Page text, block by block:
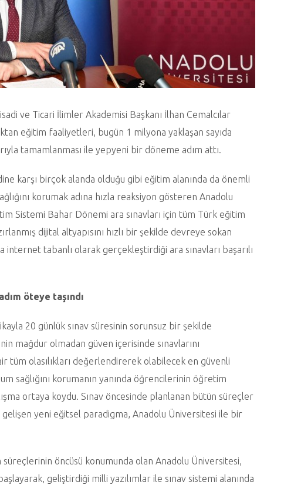
ve Ticari İlimler Akademisi Başkanı İlhan Cemalcılar
eğitim faaliyetleri, bugün 1 milyona yaklaşan sayıda
tamamlanması ile yepyeni bir döneme adım attı.
karşı birçok alanda olduğu gibi eğitim alanında da önemli
korumak adına hızla reaksiyon gösteren Anadolu
Sistemi Bahar Dönemi ara sınavları için tüm Türk eğitim
dijital altyapısını hızlı bir şekilde devreye sokan
tabanlı olarak gerçekleştirdiği ara sınavları başarılı
öteye taşındı
20 günlük sınav süresinin sorunsuz bir şekilde
mağdur olmadan güven içerisinde sınavlarını
tüm olasılıkları değerlendirerek olabilecek en güvenli
korumanın yanında öğrencilerinin öğretim
ortaya koydu. Sınav öncesinde planlanan bütün süreçler
yeni eğitsel paradigma, Anadolu Üniversitesi ile bir
öncüsü konumunda olan Anadolu Üniversitesi,
geliştirdiği milli yazılımlar ile sınav sistemi alanında